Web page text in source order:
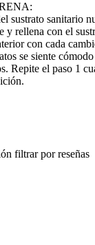
sustrato sanitario
y rellena con el
con cada
se siente
Repite el paso 1
filtrar por reseñas